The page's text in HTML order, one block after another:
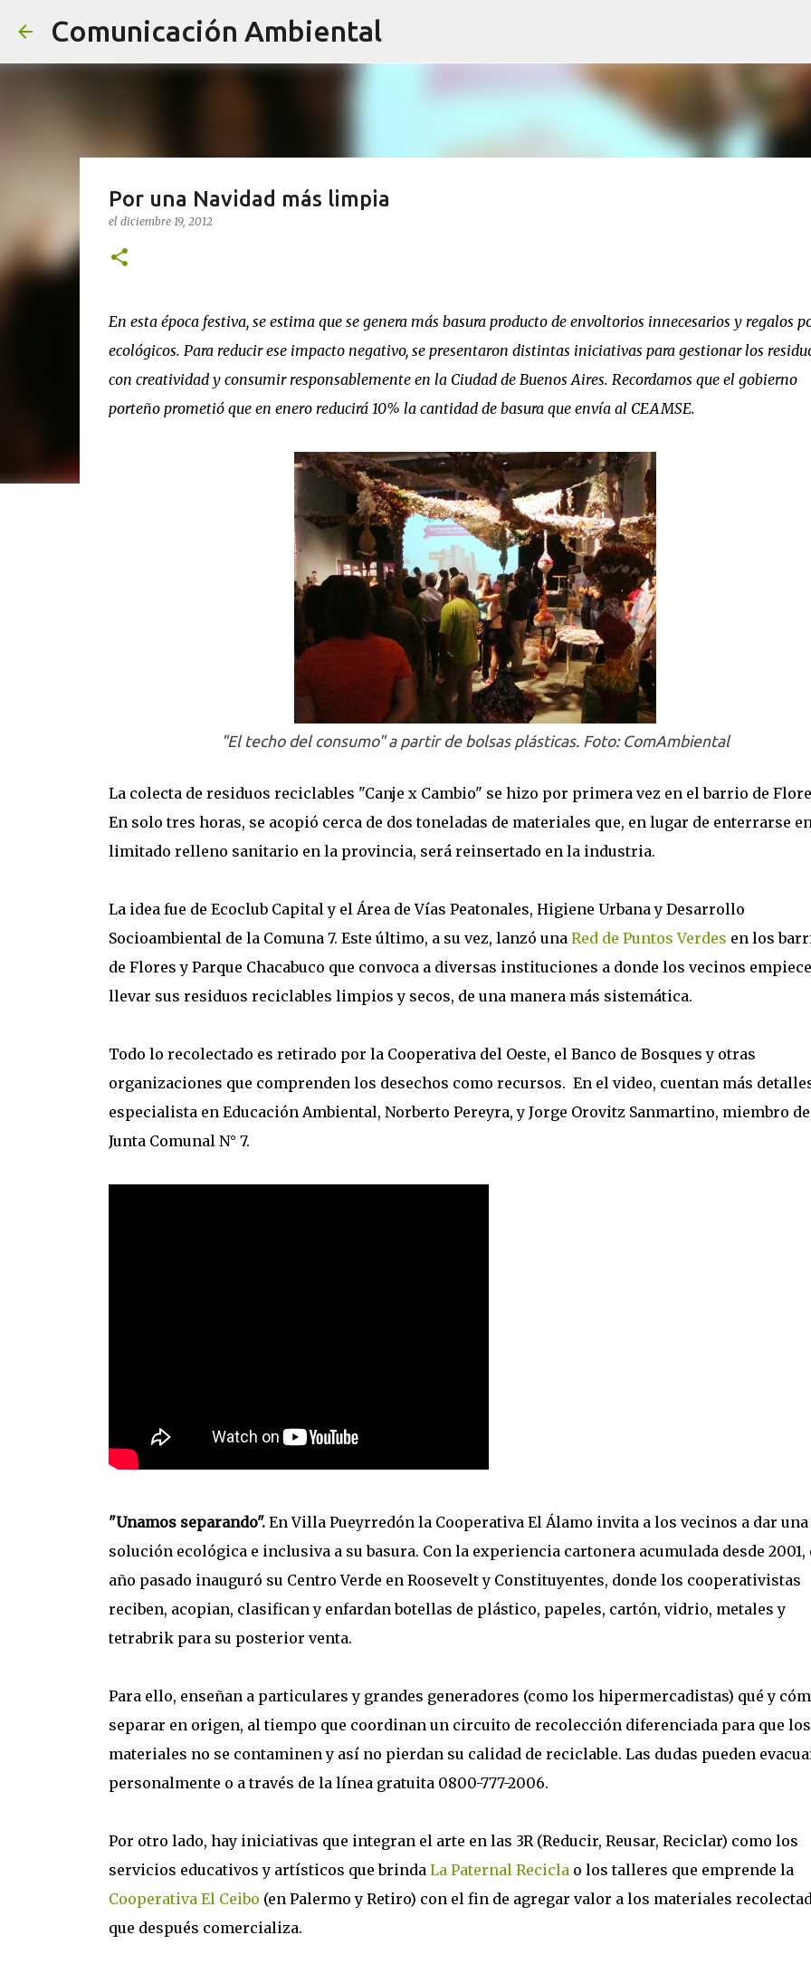
Comunicación Ambiental
Por una Navidad más limpia
el diciembre 19, 2012
En esta época festiva, se estima que se genera más basura producto de envoltorios innecesarios y regalos
ecológicos. Para reducir ese impacto negativo, se presentaron distintas iniciativas para gestionar los
con creatividad y consumir responsablemente en la Ciudad de Buenos Aires. Recordamos que el gobierno
porteño prometió que en enero reducirá 10% la cantidad de basura que envía al CEAMSE.
"El techo del consumo" a partir de bolsas plásticas. Foto: ComAmbiental
La colecta de residuos reciclables "Canje x Cambio" se hizo por primera vez en el barrio de
En solo tres horas, se acopió cerca de dos toneladas de materiales que, en lugar de enterrarse
limitado relleno sanitario en la provincia, será reinsertado en la industria.
La idea fue de Ecoclub Capital y el Área de Vías Peatonales, Higiene Urbana y Desarrollo
Socioambiental de la Comuna 7. Este último, a su vez, lanzó una Red de Puntos Verdes en los
de Flores y Parque Chacabuco que convoca a diversas instituciones a donde los vecinos
llevar sus residuos reciclables limpios y secos, de una manera más sistemática.
Todo lo recolectado es retirado por la Cooperativa del Oeste, el Banco de Bosques y otras
organizaciones que comprenden los desechos como recursos. En el video, cuentan más
especialista en Educación Ambiental, Norberto Pereyra, y Jorge Orovitz Sanmartino, miembro
Junta Comunal N° 7.
"Unamos separando".En Villa Pueyrredón la Cooperativa El Álamo invita a los vecinos a dar una
solución ecológica e inclusiva a su basura. Con la experiencia cartonera acumulada desde 2001,
año pasado inauguró su Centro Verde en Roosevelt y Constituyentes, donde los cooperativistas
reciben, acopian, clasifican y enfardan botellas de plástico, papeles, cartón, vidrio, metales y
tetrabrik para su posterior venta.
Para ello, enseñan a particulares y grandes generadores (como los hipermercadistas) qué y
separar en origen, al tiempo que coordinan un circuito de recolección diferenciada para que los
materiales no se contaminen y así no pierdan su calidad de reciclable. Las dudas pueden
personalmente o a través de la línea gratuita 0800-777-2006.
Por otro lado, hay iniciativas que integran el arte en las 3R (Reducir, Reusar, Reciclar) como los
servicios educativos y artísticos que brinda La Paternal Reciclao los talleres que emprende la
Cooperativa El Ceibo (en Palermo y Retiro) con el fin de agregar valor a los materiales
que después comercializa.